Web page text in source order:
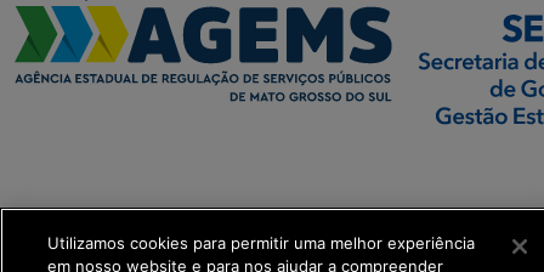
Transformação Digital
Utilizamos cookies para permitir uma melhor experiência
em nosso website e para nos ajudar a compreender